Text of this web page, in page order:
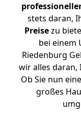
stets daran,
Preisezu
bei einem
Riedenburg
wir alles daran,
Ob Sie nun
großes